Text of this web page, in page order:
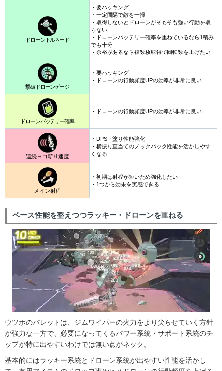
ドローントルネード
・要ハッキング
・一定間隔で敵を一掃
・取得しないとドローンがそもそも強い行動を取
らない
・ドローンバッテリー確率を重ねているなら1積み
でも十分
・余裕があるなら複数枚取得で回転数を上げたい
撃破ドローンゲージ
・要ハッキング
・ドローンの行動頻度UPの効率が非常に良い
ドローンバッテリー確率
・ドローンの行動頻度UPの効率が非常に良い
連続ヨコ斬り速度
・DPS・塗り性能強化
・横振り直当てのノックバック性能を活かしやす
くなる
メイン射程
・初期は射程が短いため強化したい
・1つから効果を実感できる
ベース性能を整えつつラッキー・ドローンを重ねる
ウツホのパレットは、ジムワイパーの火力をより尖らせていく方針
が強力な一方で、必要になってくるパワー系統・サポート系統のチ
ップが特に出やすいわけでは無い点がネック。
基本的にはラッキー系統とドローン系統が出やすい性能を活かし